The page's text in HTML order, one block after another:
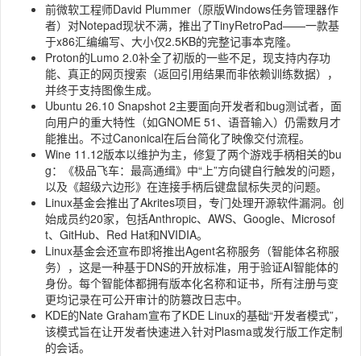
前微软工程师David Plummer（原版Windows任务管理器作
者）对Notepad现状不满，推出了TinyRetroPad——一款基
于x86汇编编写、大小仅2.5KB的完整记事本克隆。
Proton的Lumo 2.0补全了初版的一些不足，现支持内存功
能、真正的网页搜索（返回引用结果而非依赖训练数据），
并终于支持图像生成。
Ubuntu 26.10 Snapshot 2主要面向开发者和bug测试者，面
向用户的重大特性（如GNOME 51、语音输入）仍需数月才
能推出。不过Canonical在后台简化了映像交付流程。
Wine 11.12版本以维护为主，修复了两个游戏手柄相关的bu
g：《极品飞车：最高通缉》中“上”方向键自行触发的问题，
以及《超级六边形》在连接手柄后键盘鼠标失灵的问题。
Linux基金会推出了Akrites项目，专门处理开源软件漏洞。创
始成员约20家，包括Anthropic、AWS、Google、Microsof
t、GitHub、Red Hat和NVIDIA。
Linux基金会还宣布即将推出Agent名称服务（智能体名称服
务），这是一种基于DNS的开放标准，用于验证AI智能体的
身份。每个智能体都拥有版本化名称和证书，所有注册与变
更均记录在可公开审计的防篡改日志中。
KDE的Nate Graham宣布了KDE Linux的基础“开发者模式”，
该模式旨在让开发者快速进入针对Plasma或发行版工作定制
的会话。